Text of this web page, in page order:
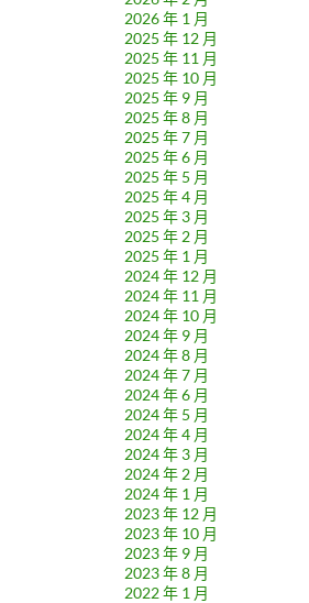
2026 年 1 月
2025 年 12 月
2025 年 11 月
2025 年 10 月
2025 年 9 月
2025 年 8 月
2025 年 7 月
2025 年 6 月
2025 年 5 月
2025 年 4 月
2025 年 3 月
2025 年 2 月
2025 年 1 月
2024 年 12 月
2024 年 11 月
2024 年 10 月
2024 年 9 月
2024 年 8 月
2024 年 7 月
2024 年 6 月
2024 年 5 月
2024 年 4 月
2024 年 3 月
2024 年 2 月
2024 年 1 月
2023 年 12 月
2023 年 10 月
2023 年 9 月
2023 年 8 月
2022 年 1 月